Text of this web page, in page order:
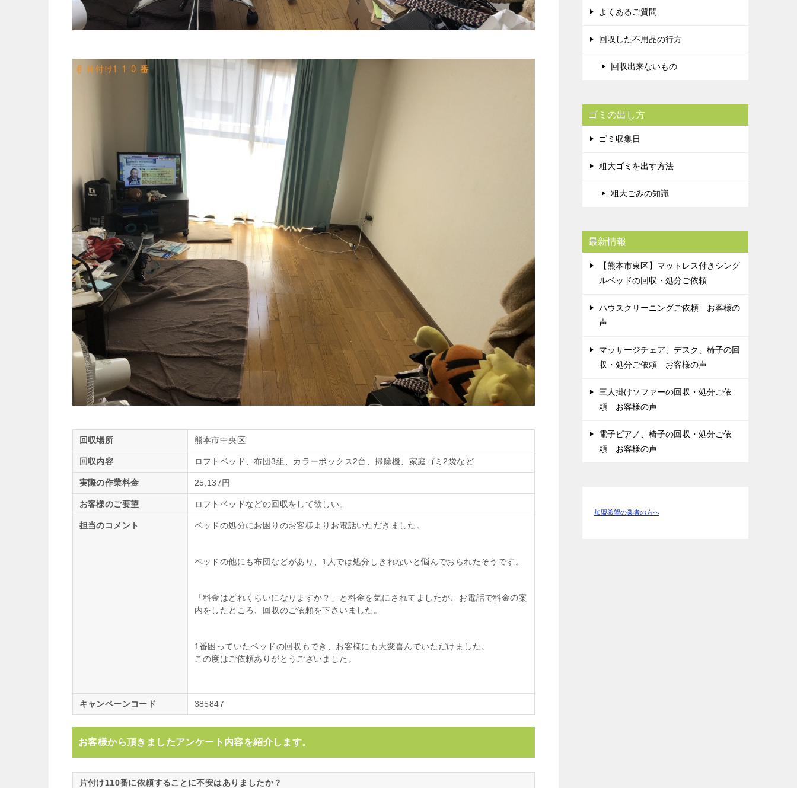
回収場所 熊本市中央区
回収内容 ロフトベッド、布団3組、カラーボックス2台、掃除機、家庭ゴミ2袋など
実際の作業料金 25,137円
お客様のご要望 ロフトベッドなどの回収をして欲しい。
担当のコメント ベッドの処分にお困りのお客様よりお電話いただきました。
ベッドの他にも布団などがあり、1人では処分しきれないと悩んでおられたそうです。
「料金はどれくらいになりますか？」と料金を気にされてましたが、お電話で料金の案
内をしたところ、回収のご依頼を下さいました。
1番困っていたベッドの回収もでき、お客様にも大変喜んでいただけました。
この度はご依頼ありがとうございました。
キャンペーンコード 385847
お客様から頂きましたアンケート内容を紹介します。
片付け110番に依頼することに不安はありましたか？
よくあるご質問
回収した不用品の行方
回収出来ないもの
ゴミの出し方
ゴミ収集日
粗大ゴミを出す方法
粗大ごみの知識
最新情報
【熊本市東区】マットレス付きシング
ルベッドの回収・処分ご依頼
ハウスクリーニングご依頼 お客様の
声
マッサージチェア、デスク、椅子の回
収・処分ご依頼 お客様の声
三人掛けソファーの回収・処分ご依
頼 お客様の声
電子ピアノ、椅子の回収・処分ご依
頼 お客様の声
加盟希望の業者の方へ